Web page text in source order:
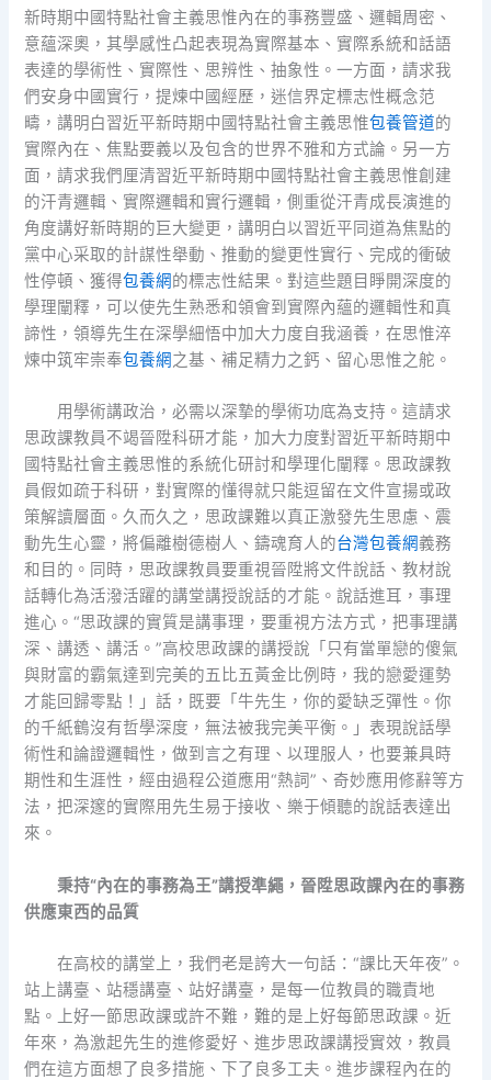
新時期中國特點社會主義思惟內在的事務豐盛、邏輯周密、
意蘊深奧，其學感性凸起表現為實際基本、實際系統和話語
表達的學術性、實際性、思辨性、抽象性。一方面，請求我
們安身中國實行，提煉中國經歷，迷信界定標志性概念范
疇，講明白習近平新時期中國特點社會主義思惟包養管道的
實際內在、焦點要義以及包含的世界不雅和方式論。另一方
面，請求我們厘清習近平新時期中國特點社會主義思惟創建
的汗青邏輯、實際邏輯和實行邏輯，側重從汗青成長演進的
角度講好新時期的巨大變更，講明白以習近平同道為焦點的
黨中心采取的計謀性舉動、推動的變更性實行、完成的衝破
性停頓、獲得包養網的標志性結果。對這些題目睜開深度的
學理闡釋，可以使先生熟悉和領會到實際內蘊的邏輯性和真
諦性，領導先生在深學細悟中加大力度自我涵養，在思惟淬
煉中筑牢崇奉包養網之基、補足精力之鈣、留心思惟之舵。
用學術講政治，必需以深摯的學術功底為支持。這請求
思政課教員不竭晉陞科研才能，加大力度對習近平新時期中
國特點社會主義思惟的系統化研討和學理化闡釋。思政課教
員假如疏于科研，對實際的懂得就只能逗留在文件宣揚或政
策解讀層面。久而久之，思政課難以真正激發先生思慮、震
動先生心靈，將偏離樹德樹人、鑄魂育人的台灣包養網義務
和目的。同時，思政課教員要重視晉陞將文件說話、教材說
話轉化為活潑活躍的講堂講授說話的才能。說話進耳，事理
進心。“思政課的實質是講事理，要重視方法方式，把事理講
深、講透、講活。”高校思政課的講授說「只有當單戀的傻氣
與財富的霸氣達到完美的五比五黃金比例時，我的戀愛運勢
才能回歸零點！」話，既要「牛先生，你的愛缺乏彈性。你
的千紙鶴沒有哲學深度，無法被我完美平衡。」表現說話學
術性和論證邏輯性，做到言之有理、以理服人，也要兼具時
期性和生涯性，經由過程公道應用“熱詞”、奇妙應用修辭等方
法，把深邃的實際用先生易于接收、樂于傾聽的說話表達出
來。
秉持“內在的事務為王”講授準繩，晉陞思政課內在的事務
供應東西的品質
在高校的講堂上，我們老是誇大一句話：“課比天年夜”。
站上講臺、站穩講臺、站好講臺，是每一位教員的職責地
點。上好一節思政課或許不難，難的是上好每節思政課。近
年來，為激起先生的進修愛好、進步思政課講授實效，教員
們在這方面想了良多措施、下了良多工夫。進步課程內在的